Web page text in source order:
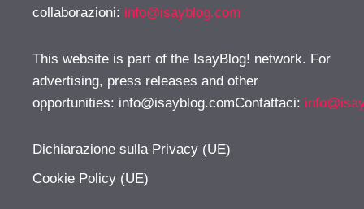
collaborazioni: info@isayblog.com
This website is part of the IsayBlog! network. For
advertising, press releases and other
opportunities: info@isayblog.comContattaci:
Dichiarazione sulla Privacy (UE)
Cookie Policy (UE)